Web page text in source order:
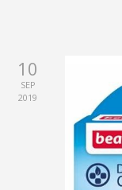
10
SEP
2019